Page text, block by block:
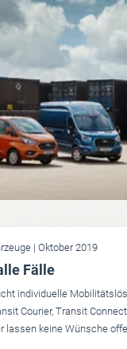
| Oktober 2019
Fälle
individuelle
Courier, Transit
lassen keine Wünsche